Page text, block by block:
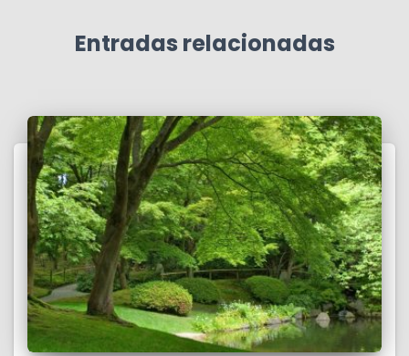
Entradas relacionadas